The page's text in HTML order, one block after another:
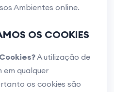
Ambientes online.
OS COOKIES
A utilização de
em qualquer
os cookies são